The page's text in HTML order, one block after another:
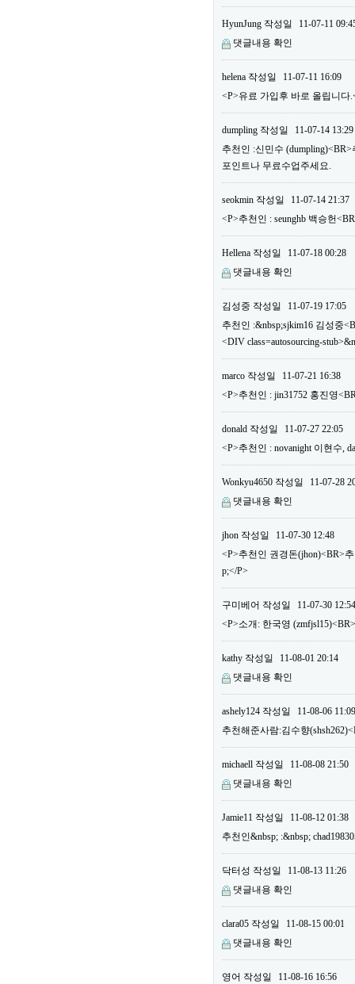
HyunJung 작성일
11-07-11
댓글내용 확인
helena 작성일
11-07-11 16:09
<P>유료 가입후 바로 올립니다
dumpling 작성일
11-07-14 13:29
추천인 :신민수
포인트나 무료수업주세요.
seokmin 작성일
11-07-14 21:37
<P>추천인 : seunghb 백승헌
Hellena 작성일
11-07-18 00:28
댓글내용 확인
김성중 작성일
11-07-19 17:05
추천인 :&nbsp;sjkim16 김성중
<DIV class=autosourcing-
marco 작성일
11-07-21 16:38
<P>추천인 : jin31752 홍진영
donald 작성일
11-07-27 22:05
<P>추천인 : novanight 이현수,
Wonkyu4650 작성일
11-07-28
댓글내용 확인
jhon 작성일
11-07-30 12:48
<P>추천인 권경돈(jhon)<BR>
p;</P>
구미베어 작성일
11-07-30 12:54
<P>소개: 한국영
kathy 작성일
11-08-01 20:14
댓글내용 확인
ashely124 작성일
11-08-06 11:09
추천해준사람:김수향
michaell 작성일
11-08-08 21:50
댓글내용 확인
Jamie11 작성일
11-08-12 01:38
추천인&nbsp; :&nbsp;
닥터성 작성일
11-08-13 11:26
댓글내용 확인
clara05 작성일
11-08-15 00:01
댓글내용 확인
영어 작성일 11-08-16 16:56